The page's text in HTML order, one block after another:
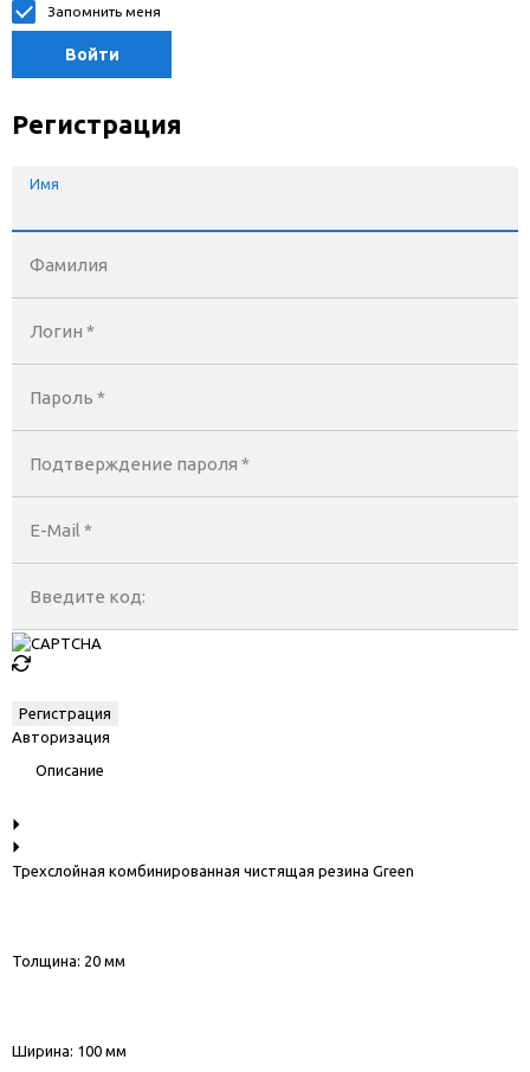
Запомнить меня
Войти
Регистрация
Имя
Фамилия
Логин *
Пароль *
Подтверждение пароля *
E-Mail*
Введите код:
Авторизация
Описание
Трехслойная комбинированная чистящая резина Green
Толщина: 20 мм
Ширина: 100 мм